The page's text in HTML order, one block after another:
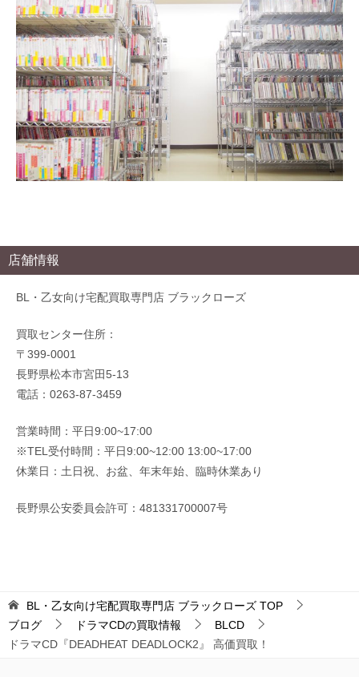
店舗情報
BL・乙女向け宅配買取専門店 ブラックローズ
買取センター住所：
〒399-0001
長野県松本市宮田5-13
電話：0263-87-3459
営業時間：平日9:00~17:00
※TEL受付時間：平日9:00~12:00 13:00~17:00
休業日：土日祝、お盆、年末年始、臨時休業あり
長野県公安委員会許可：481331700007号
BL・乙女向け宅配買取専門店 ブラックローズ TOP
ブログ
ドラマCDの買取情報
BLCD
ドラマCD『DEADHEAT DEADLOCK2』 高価買取！